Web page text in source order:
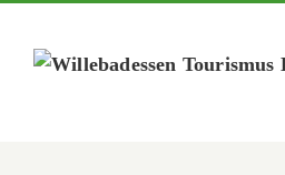
Inhalt
springen